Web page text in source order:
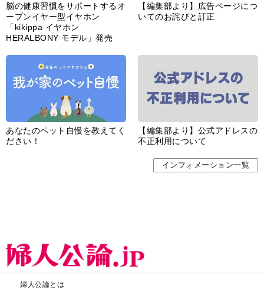
脳の健康習慣をサポートするオ
ープンイヤー型イヤホン
「kikippa イヤホン
HERALBONY モデル」発売
【編集部より】広告ページにつ
いてのお詫びと訂正
あなたのペット自慢を教えてく
ださい！
【編集部より】公式アドレスの
不正利用について
インフォメーション一覧
婦人公論とは